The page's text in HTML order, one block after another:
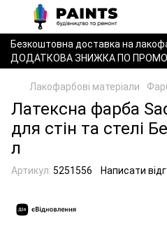
Безкоштовна доставка на
ДОДАТКОВА ЗНИЖКА ПО
Лакофарбові матеріали
Латексна фарба
для стін та стелі
л
Артикул: 5251556 Написати